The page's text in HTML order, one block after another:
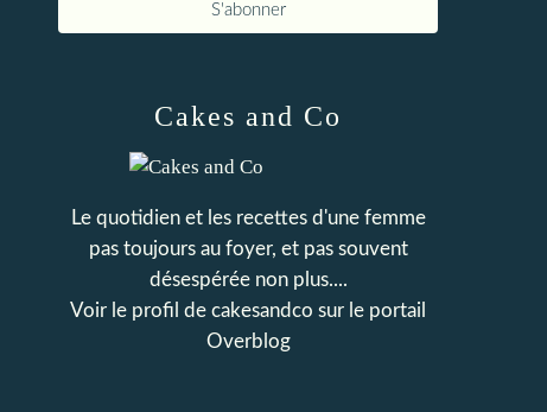
Cakes and Co
Le quotidien et les recettes d'une femme
pas toujours au foyer, et pas souvent
désespérée non plus....
Voir le profil de cakesandco sur le portail
Overblog